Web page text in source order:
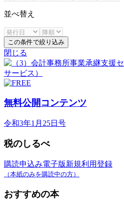
並べ替え
この条件で絞り込み
閉じる
無料公開コンテンツ
令和3年1月25日号
税のしるべ
購読申込み電子版新規利用登録
（本紙のみを購読中の方）
おすすめの本